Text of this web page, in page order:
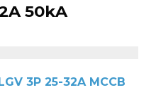
50kA
3P 25-32A MCCB